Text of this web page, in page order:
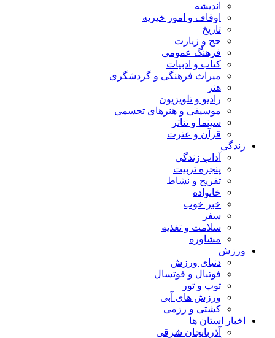
اندیشه
اوقاف و امور خیریه
تاریخ
حج و زیارت
فرهنگ عمومی
کتاب و ادبیات
میراث فرهنگی و گردشگری
هنر
رادیو و تلویزیون
موسیقی و هنرهای تجسمی
سینما و تئاتر
قرآن و عترت
زندگی
آداب زندگی
پنجره تربیت
تفریح و نشاط
خانواده
خبر خوب
سفر
سلامت و تغذیه
مشاوره
ورزش
دنیای ورزش
فوتبال و فوتسال
توپ و تور
ورزش های آبی
کشتی و رزمی
اخبار استان ها
آذربایجان شرقی